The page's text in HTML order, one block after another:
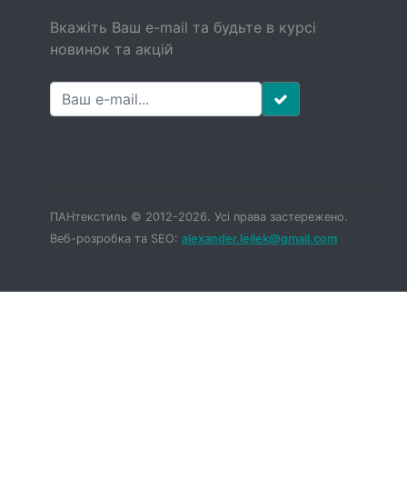
Вкажіть Ваш e-mail та будьте в курсі
новинок та акцій
ПАНтекстиль © 2012-2026. Усі права застережено.
Веб-розробка та SEO: alexander.leilek@gmail.com